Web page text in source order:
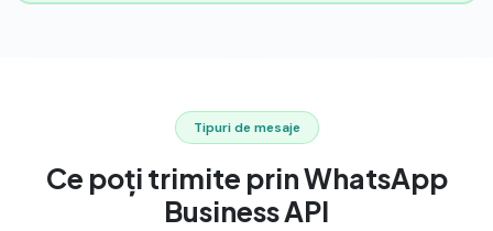
Tipuri de mesaje
Ce poți trimite prin WhatsApp
Business API